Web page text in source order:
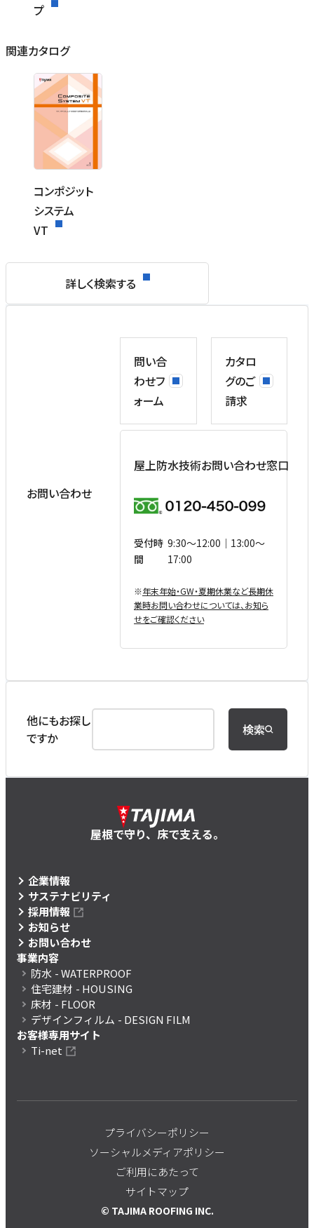
プ
関連カタログ
コンポジット
システム
VT
詳しく検索する
お問い合わせ
問い合
わせフ
ォーム
カタロ
グのご
請求
屋上防水技術お問い合わせ窓口
受付時
間
9:30〜12:00｜13:00〜
17:00
※年末年始・GW・夏期休業など⻑期休
業時お問い合わせについては、お知ら
せをご確認ください
他にもお探し
ですか
検索
屋根で守り、床で支える。
企業情報
サステナビリティ
採用情報
お知らせ
お問い合わせ
事業内容
防水 - WATERPROOF
住宅建材 - HOUSING
床材 - FLOOR
デザインフィルム - DESIGN FILM
お客様専用サイト
Ti-net
プライバシーポリシー
ソーシャルメディアポリシー
ご利用にあたって
サイトマップ
© TAJIMA ROOFING INC.